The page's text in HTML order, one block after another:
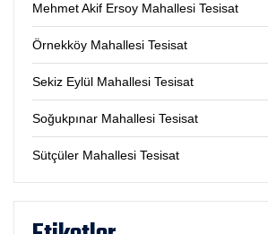
Mehmet Akif Ersoy Mahallesi Tesisat
Örnekköy Mahallesi Tesisat
Sekiz Eylül Mahallesi Tesisat
Soğukpınar Mahallesi Tesisat
Sütçüler Mahallesi Tesisat